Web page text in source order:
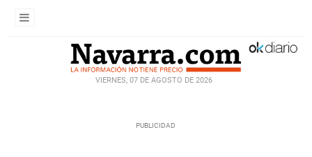
VIERNES, 07 DE AGOSTO DE 2026